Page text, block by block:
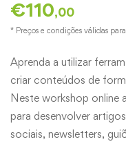
€110,00
* Preços e condições válidas
Aprenda a utilizar
criar conteúdos de
Neste workshop online
para desenvolver
sociais, newsletters,